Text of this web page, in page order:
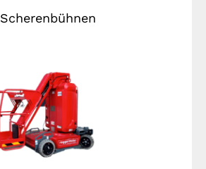
Scherenbühnen